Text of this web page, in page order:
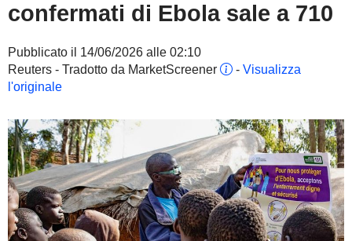
confermati di Ebola sale a 710
Pubblicato il 14/06/2026 alle 02:10
Reuters - Tradotto da MarketScreener
- Visualizza
l'originale